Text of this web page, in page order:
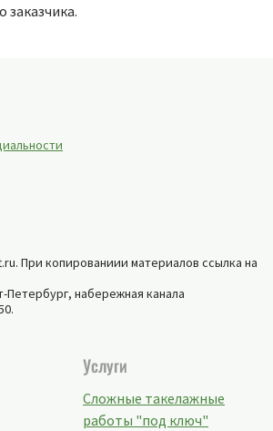
заказчика.
При копированиии материалов ссылка на
Петербург, набережная канала
.
Услуги
Сложные такелажные
работы "под ключ"